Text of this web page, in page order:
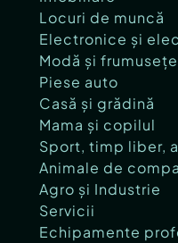
Locuri de muncă
Electronice și
Modă și frumusețe
Piese auto
Casă și grădină
Mama și copilul
Sport, timp liber,
Animale de
Agro și Industrie
Servicii
Echipamente